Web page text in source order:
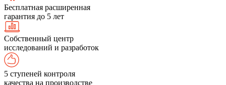
Бесплатная расширенная
гарантия до 5 лет
Собственный центр
исследований и разработок
5 ступеней контроля
качества на производстве